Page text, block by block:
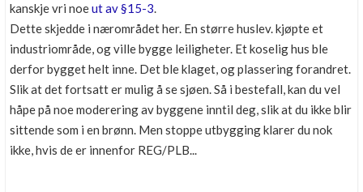
kanskje vri noeut av §15-3.
Dette skjedde i nærområdet her. En større huslev. kjøpte et
industriområde, og ville bygge leiligheter. Et koselig hus ble
derfor bygget helt inne. Det ble klaget, og plassering forandret.
Slik at det fortsatt er mulig å se sjøen. Så i bestefall, kan du vel
håpe på noe moderering av byggene inntil deg, slik at du ikke blir
sittende som i en brønn. Men stoppe utbygging klarer du nok
ikke, hvis de er innenfor REG/PLB...